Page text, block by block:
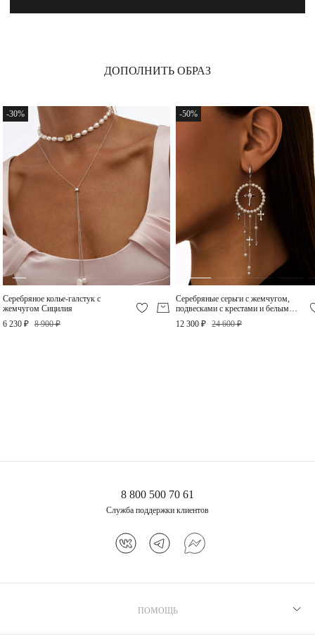
Эмеральд
жемчуга с желтым
фианитом Сицилия
24 000 ₽
подвеской с желтым
фианитом
11 600 ₽
Серебряное крупное
кольцо с желтым
ДОПОЛНИТЬ ОБРАЗ
-30%
Серебряное колье-галстук с
жемчугом Сицилия
6 230 ₽ 8 900 ₽
-50%
Серебряные серьги с жемчугом,
подвесками с крестами и белыми
фианитами Сицилия
12 300 ₽ 24 600 ₽
8 800 500 70 61
Служба поддержки клиентов
ПОМОЩЬ
Рекомендации по уходу